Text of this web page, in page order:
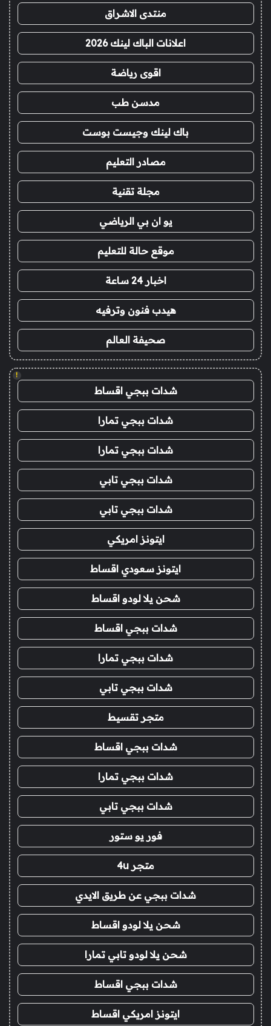
منتدى الاشراق
اعلانات الباك لينك 2026
اقوى رياضة
مدسن طب
باك لينك وجيست بوست
مصادر التعليم
مجلة تقنية
يو ان بي الرياضي
موقع حالة للتعليم
اخبار 24 ساعة
هيدب فنون وترفيه
صحيفة العالم
!
شدات ببجي اقساط
شدات ببجي تمارا
شدات ببجي تمارا
شدات ببجي تابي
شدات ببجي تابي
ايتونز امريكي
ايتونز سعودي اقساط
شحن يلا لودو اقساط
شدات ببجي اقساط
شدات ببجي تمارا
شدات ببجي تابي
متجر تقسيط
شدات ببجي اقساط
شدات ببجي تمارا
شدات ببجي تابي
فور يو ستور
متجر 4u
شدات ببجي عن طريق الايدي
شحن يلا لودو اقساط
شحن يلا لودو تابي تمارا
شدات ببجي اقساط
ايتونز امريكي اقساط